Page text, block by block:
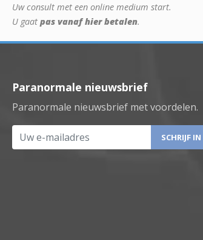
Uw consult met een online medium start.
U gaat pas vanaf hier betalen.
Paranormale nieuwsbrief
Paranormale nieuwsbrief met voordelen.
Uw e-mailadres